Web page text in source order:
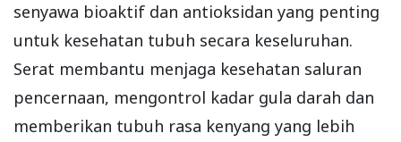
senyawa bioaktif dan antioksidan yang penting
untuk kesehatan tubuh secara keseluruhan.
Serat membantu menjaga kesehatan saluran
pencernaan, mengontrol kadar gula darah dan
memberikan tubuh rasa kenyang yang lebih